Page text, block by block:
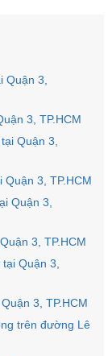
Quận 3,
3, TP.HCM
Quận 3,
3, TP.HCM
Quận 3,
3, TP.HCM
Quận 3,
3, TP.HCM
trên đường Lê